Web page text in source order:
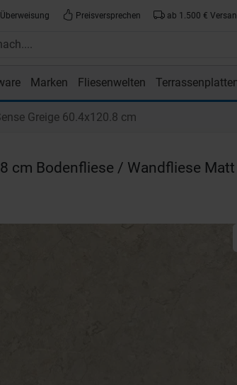
Preisversprechen ab 1.500 €
Marken Fliesenwelten
Greige 60.4x120.8 cm
cm Bodenfliese / Wandfliese